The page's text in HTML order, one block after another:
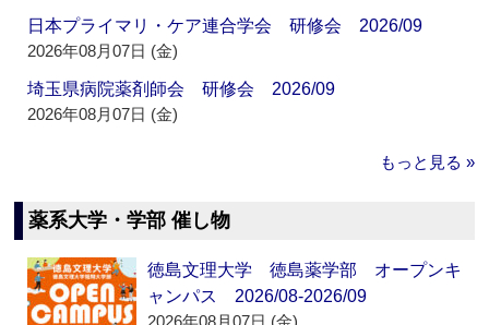
日本プライマリ・ケア連合学会 研修会 2026/09
2026年08月07日 (金)
埼玉県病院薬剤師会 研修会 2026/09
2026年08月07日 (金)
もっと見る »
薬系大学・学部 催し物
徳島文理大学 徳島薬学部 オープンキ
ャンパス 2026/08-2026/09
2026年08月07日 (金)